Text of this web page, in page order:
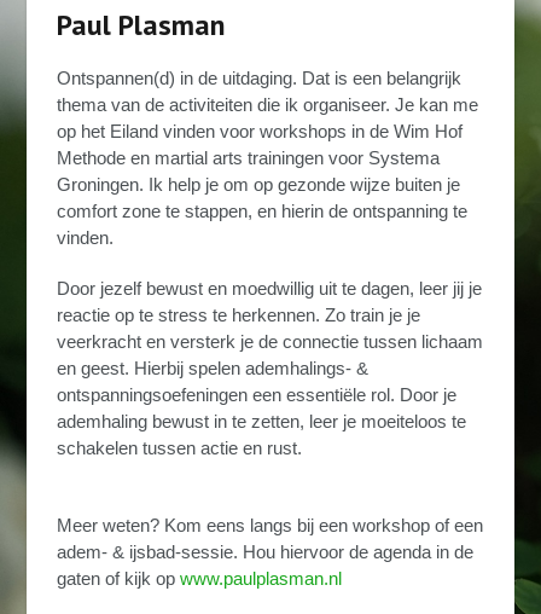
Paul Plasman
Ontspannen(d) in de uitdaging. Dat is een belangrijk
thema van de activiteiten die ik organiseer. Je kan me
op het Eiland vinden voor workshops in de Wim Hof
Methode en martial arts trainingen voor Systema
Groningen. Ik help je om op gezonde wijze buiten je
comfort zone te stappen, en hierin de ontspanning te
vinden.
Door jezelf bewust en moedwillig uit te dagen, leer jij je
reactie op te stress te herkennen. Zo train je je
veerkracht en versterk je de connectie tussen lichaam
en geest. Hierbij spelen ademhalings- &
ontspanningsoefeningen een essentiële rol. Door je
ademhaling bewust in te zetten, leer je moeiteloos te
schakelen tussen actie en rust.
Meer weten? Kom eens langs bij een workshop of een
adem- & ijsbad-sessie. Hou hiervoor de agenda in de
gaten of kijk op www.paulplasman.nl